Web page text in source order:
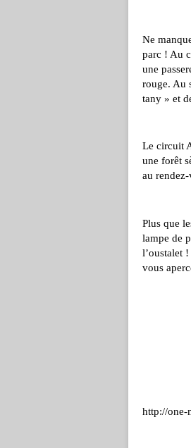
Ne
parc ! Au
une
rouge. Au
tany » et
Le circuit
une forêt
au
Plus que
lampe de
l’oustalet
vous
http://one-